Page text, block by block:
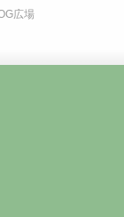
広場